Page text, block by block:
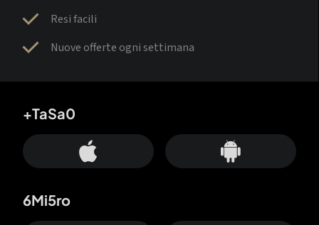
Resi facili
Nuove offerte ogni settimana
+TaSa0
6Mi5ro